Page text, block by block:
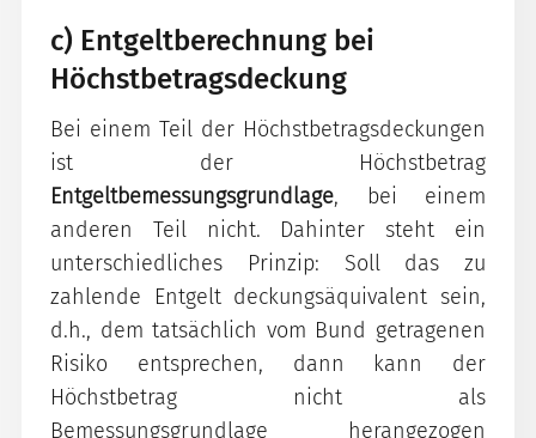
c) Entgeltberechnung bei
Höchstbetragsdeckung
Bei einem Teil der Höchstbetragsdeckungen
ist der Höchstbetrag
Entgeltbemessungsgrundlage, bei einem
anderen Teil nicht. Dahinter steht ein
unterschiedliches Prinzip: Soll das zu
zahlende Entgelt deckungsäquivalent sein,
d.h., dem tatsächlich vom Bund getragenen
Risiko entsprechen, dann kann der
Höchstbetrag nicht als
Bemessungsgrundlage herangezogen